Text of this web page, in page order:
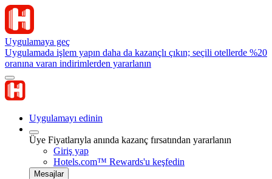
Uygulamaya geç
Uygulamada işlem yapın daha da kazançlı çıkın; seçili otellerde %20
oranına varan indirimlerden yararlanın
Uygulamayı edinin
Üye Fiyatlarıyla anında kazanç fırsatından yararlanın
Giriş yap
Hotels.com™ Rewards'u keşfedin
Mesajlar